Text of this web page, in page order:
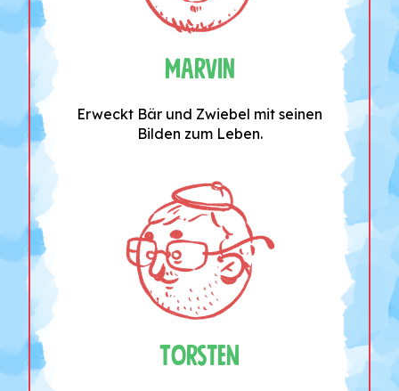
Marvin
Erweckt Bär und Zwiebel mit seinen
Bilden zum Leben.
Torsten